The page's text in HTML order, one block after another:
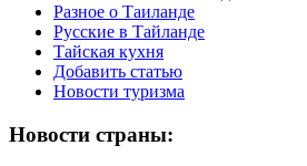
Разное о Таиланде
Русские в Тайланде
Тайская кухня
Добавить статью
Новости туризма
Новости страны: